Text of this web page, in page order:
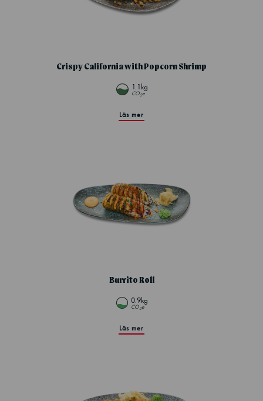
Crispy California with Popcorn Shrimp
1.1kg
CO2e
Läs mer
Burrito Roll
0.9kg
CO2e
Läs mer